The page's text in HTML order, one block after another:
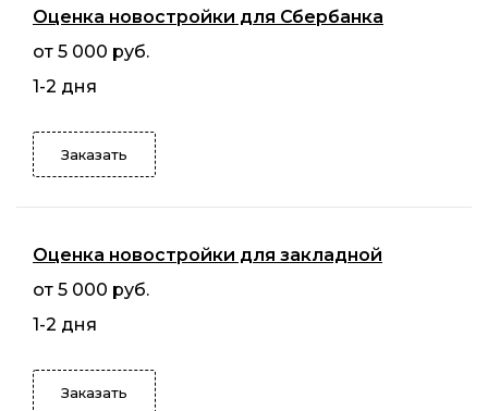
Оценка новостройки для Сбербанка
от 5 000 руб.
1-2 дня
Заказать
Оценка новостройки для закладной
от 5 000 руб.
1-2 дня
Заказать